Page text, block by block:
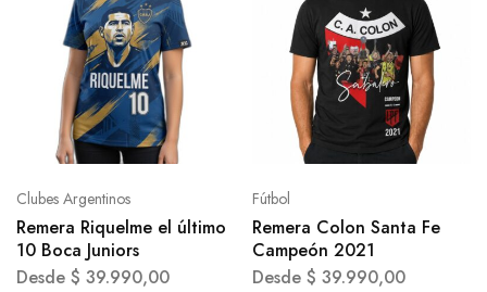
Clubes Argentinos
Remera Riquelme el último
10 Boca Juniors
Desde $ 39.990,00
Fútbol
Remera Colon Santa Fe
Campeón 2021
Desde $ 39.990,00